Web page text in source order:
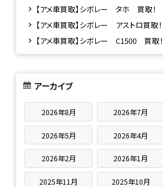
【アメ車買取】シボレー タホ 買取！
【アメ車買取】シボレー アストロ買取！
【アメ車買取】シボレー C1500 買取！
アーカイブ
2026年8月 2026年7月
2026年5月 2026年4月
2026年2月 2026年1月
2025年11月 2025年10月